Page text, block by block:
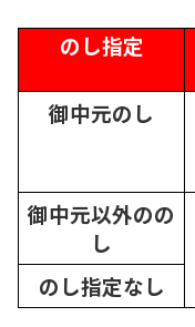
のし指定
御中元のし
御中元以外のの
し
のし指定なし